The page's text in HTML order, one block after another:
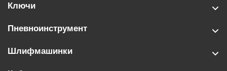
Ключи
Пневноинструмент
Шлифмашинки